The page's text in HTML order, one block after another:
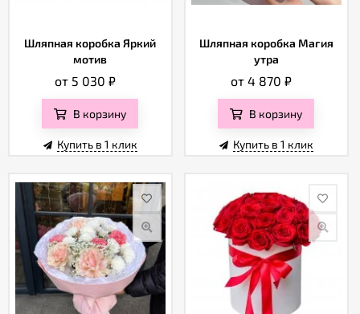
Шляпная коробка Яркий
мотив
от 5 030₽
В корзину
Купить в 1 клик
Шляпная коробка Магия
утра
от 4 870₽
В корзину
Купить в 1 клик